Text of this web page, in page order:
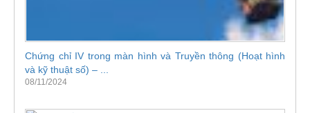
Chứng chỉ IV trong màn hình và Truyền thông (Hoạt hình
và kỹ thuật số) – ...
08/11/2024